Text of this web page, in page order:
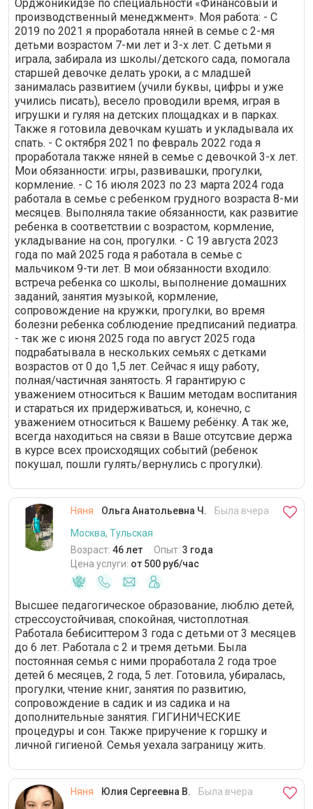
Орджоникидзе по специальности «Финансовый и
производственный менеджмент». Моя работа: - С
2019 по 2021 я проработала няней в семье с 2-мя
детьми возрастом 7-ми лет и 3-х лет. С детьми я
играла, забирала из школы/детского сада, помогала
старшей девочке делать уроки, а с младшей
занималась развитием (учили буквы, цифры и уже
учились писать), весело проводили время, играя в
игрушки и гуляя на детских площадках и в парках.
Также я готовила девочкам кушать и укладывала их
спать. - С октября 2021 по февраль 2022 года я
проработала также няней в семье с девочкой 3-х лет.
Мои обязанности: игры, развивашки, прогулки,
кормление. - С 16 июля 2023 по 23 марта 2024 года
работала в семье с ребенком грудного возраста 8-ми
месяцев. Выполняла такие обязанности, как развитие
ребенка в соответствии с возрастом, кормление,
укладывание на сон, прогулки. - С 19 августа 2023
года по май 2025 года я работала в семье с
мальчиком 9-ти лет. В мои обязанности входило:
встреча ребенка со школы, выполнение домашних
заданий, занятия музыкой, кормление,
сопровождение на кружки, прогулки, во время
болезни ребенка соблюдение предписаний педиатра.
- так же с июня 2025 года по август 2025 года
подрабатывала в нескольких семьях с детками
возрастов от 0 до 1,5 лет. Сейчас я ищу работу,
полная/частичная занятость. Я гарантирую с
уважением относиться к Вашим методам воспитания
и стараться их придерживаться, и, конечно, с
уважением относиться к Вашему ребёнку. А так же,
всегда находиться на связи в Ваше отсутсвие держа
в курсе всех происходящих событий (ребенок
покушал, пошли гулять/вернулись с прогулки).
Няня Ольга Анатольевна Ч.
Была вчера
Москва, Тульская
Возраст: 46 лет Опыт: 3 года
Цена услуги: от 500 руб/час
Высшее педагогическое образование, люблю детей,
стрессоустойчивая, спокойная, чистоплотная.
Работала бебиситтером 3 года с детьми от 3 месяцев
до 6 лет. Работала с 2 и тремя детьми. Была
постоянная семья с ними проработала 2 года трое
детей 6 месяцев, 2 года, 5 лет. Готовила, убиралась,
прогулки, чтение книг, занятия по развитию,
сопровождение в садик и из садика и на
дополнительные занятия. ГИГИНИЧЕСКИЕ
процедуры и сон. Также приручение к горшку и
личной гигиеной. Семья уехала заграницу жить.
Няня Юлия Сергеевна В.
Была вчера